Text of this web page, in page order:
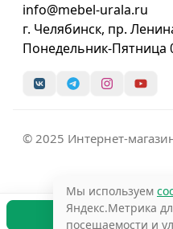
В
info@mebel-urala.ru
г. Челябинск, пр.
Понедельник-Пятница
© 2025 Интернет-
Мы используем
Яндекс.Метрика
посещаемости и